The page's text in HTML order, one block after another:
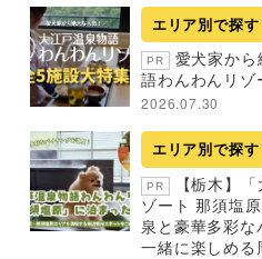
エリア別で探す
PR
愛犬家から
語わんわんリゾ
2026.07.30
エリア別で探す
PR
【栃木】
ゾート 那須塩
泉と豪華多彩な
一緒に楽しめる